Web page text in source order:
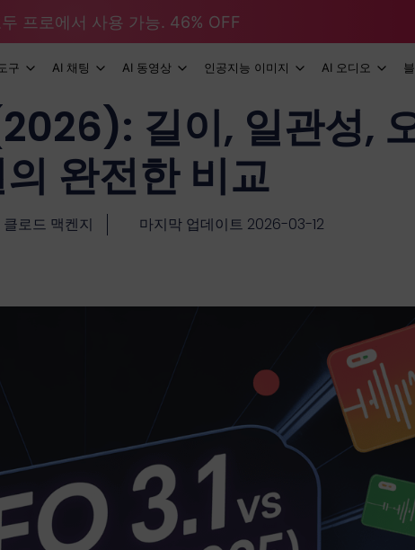
프로에서 사용 가능. 46% OFF
구 AI 채팅 AI 동영상 인공지능 이미지 AI 오디오
길이, 일관성,
완전한 비교
클로드 맥켄지 마지막 업데이트 2026-03-12